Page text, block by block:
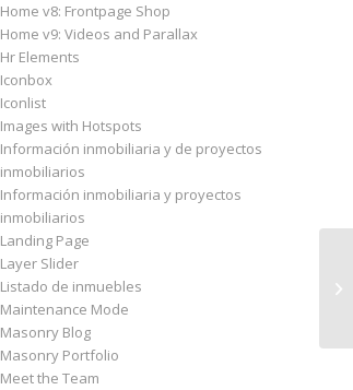
Home v8: Frontpage Shop
Home v9: Videos and Parallax
Hr Elements
Iconbox
Iconlist
Images with Hotspots
Información inmobiliaria y de proyectos
inmobiliarios
Información inmobiliaria y proyectos
inmobiliarios
Landing Page
Layer Slider
Listado de inmuebles
Maintenance Mode
Masonry Blog
Masonry Portfolio
Meet the Team